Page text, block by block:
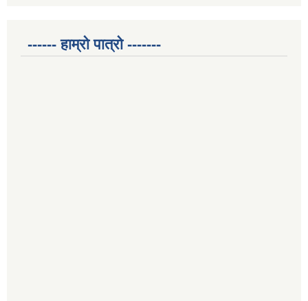
------ हाम्रो पात्रो -------